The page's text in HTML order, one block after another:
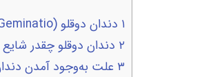
۱ دندان دوقلو (Geminatio) چیست؟
۲ دندان دوقلو چقدر
۳ علت به‌وجود آمدن